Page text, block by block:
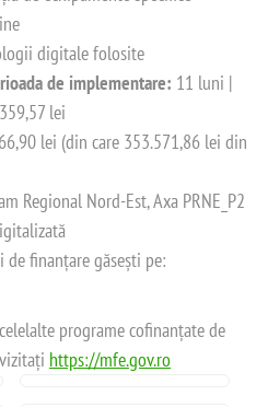
digitale folosite
de implementare: 11 luni |
lei
lei (din care 353.571,86 lei din
Regional Nord-Est, Axa PRNE_P2
finanțare găsești pe:
programe cofinanțate de
https://mfe.gov.ro